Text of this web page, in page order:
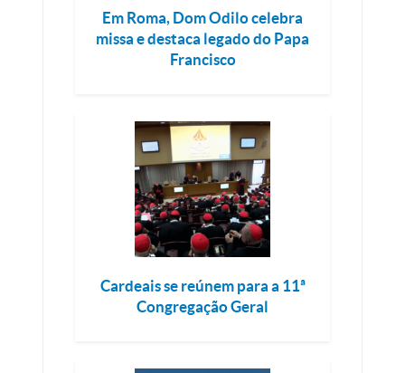
Em Roma, Dom Odilo celebra
missa e destaca legado do Papa
Francisco
Cardeais se reúnem para a 11ª
Congregação Geral